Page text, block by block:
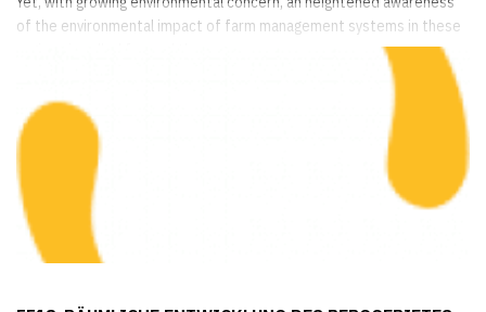
of the environmental impact of farm management systems in these